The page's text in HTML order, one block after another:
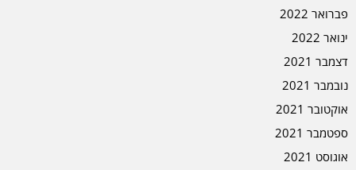
פברואר 2022
ינואר 2022
דצמבר 2021
נובמבר 2021
אוקטובר 2021
ספטמבר 2021
אוגוסט 2021